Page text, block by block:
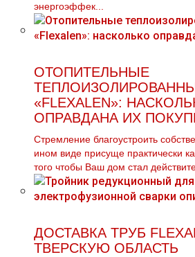
энергоэффек...
ОТОПИТЕЛЬНЫЕ
«FLEXALEN»:
ОПРАВДАНА ИХ
Стремление благоустроить
ином виде присуще практически
того чтобы Ваш дом стал
ДОСТАВКА ТРУБ
ТВЕРСКУЮ ОБЛАСТЬ